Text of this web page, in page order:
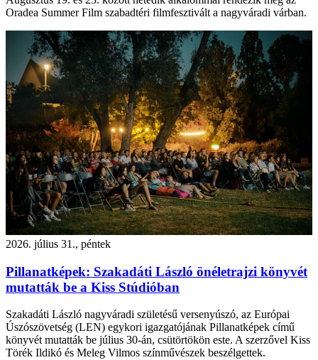
Oradea Summer Film szabadtéri filmfesztivált a nagyváradi várban.
2026. július 31., péntek
Pillanatképek: Szakadáti László önéletrajzi könyvét
mutatták be a Kiss Stúdióban
Szakadáti László nagyváradi születésű versenyúszó, az Európai
Úszószövetség (LEN) egykori igazgatójának Pillanatképek című
könyvét mutatták be július 30-án, csütörtökön este. A szerzővel Kiss
Törék Ildikó és Meleg Vilmos színművészek beszélgettek.